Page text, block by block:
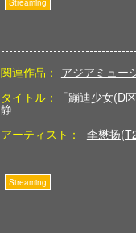
関連作品： アジアミュー
タイトル：
「蹦迪少女(D
静
アーティスト：
李懋扬